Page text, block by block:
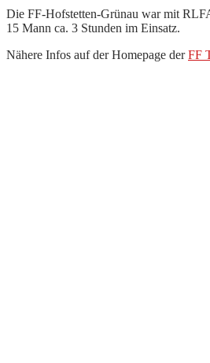
Die FF-Hofstetten-Grünau war mit
15 Mann ca. 3 Stunden im Einsatz.
Nähere Infos auf der Homepage derFF